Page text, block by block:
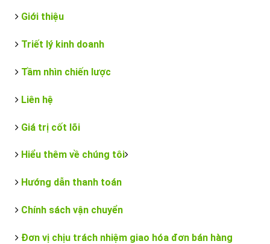
Giới thiệu
Triết lý kinh doanh
Tầm nhìn chiến lược
Liên hệ
Giá trị cốt lõi
Hiểu thêm về chúng tôi
Hướng dẫn thanh toán
Chính sách vận chuyển
Đơn vị chịu trách nhiệm giao hóa đơn bán hàng